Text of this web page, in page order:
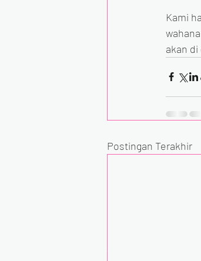
Kami
akan
Postingan Terakhir